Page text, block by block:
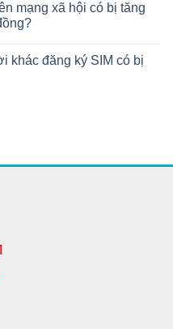
mạng xã hội có bị tăng
khác đăng ký SIM có bị